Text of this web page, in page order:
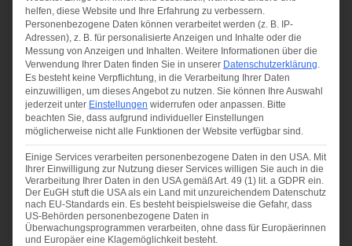
helfen, diese Website und Ihre Erfahrung zu verbessern.
Personenbezogene Daten können verarbeitet werden (z. B. IP-
Adressen), z. B. für personalisierte Anzeigen und Inhalte oder die
Messung von Anzeigen und Inhalten. Weitere Informationen über die
Verwendung Ihrer Daten finden Sie in unserer Datenschutzerklärung
Es besteht keine Verpflichtung, in die Verarbeitung Ihrer Daten
einzuwilligen, um dieses Angebot zu nutzen. Sie können Ihre Auswahl
jederzeit unter Einstellungen widerrufen oder anpassen. Bitte
beachten Sie, dass aufgrund individueller Einstellungen
möglicherweise nicht alle Funktionen der Website verfügbar sind.
Einige Services verarbeiten personenbezogene Daten in den USA. Mit
Ihrer Einwilligung zur Nutzung dieser Services willigen Sie auch in die
Verarbeitung Ihrer Daten in den USA gemäß Art. 49 (1) lit. a GDPR ein.
Der EuGH stuft die USA als ein Land mit unzureichendem Datenschutz
nach EU-Standards ein. Es besteht beispielsweise die Gefahr, dass
US-Behörden personenbezogene Daten in
Überwachungsprogrammen verarbeiten, ohne dass für Europäerinnen
und Europäer eine Klagemöglichkeit besteht.